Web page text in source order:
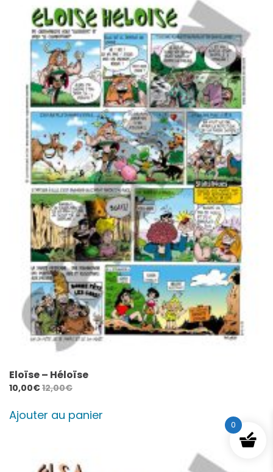
Eloïse – Héloïse
10,00€12,00€
Ajouter au panier
0